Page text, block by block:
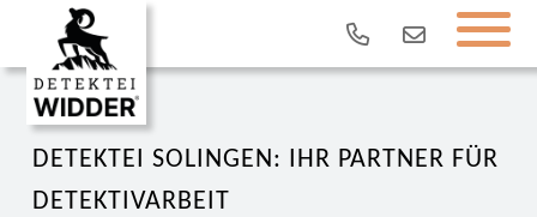
DETEKTEI SOLINGEN: IHR PARTNER FÜR
DETEKTIVARBEIT